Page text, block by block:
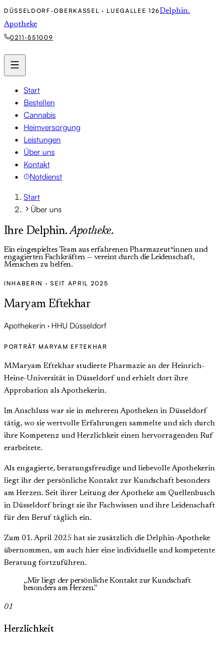
DÜSSELDORF-OBERKASSEL · LUEGALLEE 126Delphin.
Apotheke
0211-551009
Start
Bestellen
Cannabis
Heimversorgung
Leistungen
Über uns
Kontakt
Notdienst
Start
Über uns
Ihre Delphin. Apotheke.
Ein eingespieltes Team aus erfahrenen Pharmazeut*innen und
engagierten Fachkräften — vereint durch die Leidenschaft,
Menschen zu helfen.
INHABERIN · SEIT APRIL 2025
Maryam Eftekhar
Apothekerin · HHU Düsseldorf
PORTRÄT MARYAM EFTEKHAR
MMaryam Eftekhar studierte Pharmazie an der Heinrich-
Heine-Universität in Düsseldorf und erhielt dort ihre
Approbation als Apothekerin.
Im Anschluss war sie in mehreren Apotheken in Düsseldorf
tätig, wo sie wertvolle Erfahrungen sammelte und sich durch
ihre Kompetenz und Herzlichkeit einen hervorragenden Ruf
erarbeitete.
Als engagierte, beratungsfreudige und liebevolle Apothekerin
liegt ihr der persönliche Kontakt zur Kundschaft besonders
am Herzen. Seit ihrer Leitung der Apotheke am Quellenbusch
in Düsseldorf bringt sie ihr Fachwissen und ihre Leidenschaft
für den Beruf täglich ein.
Zum 01. April 2025 hat sie zusätzlich die Delphin-Apotheke
übernommen, um auch hier eine individuelle und kompetente
Beratung fortzuführen.
„Mir liegt der persönliche Kontakt zur Kundschaft
besonders am Herzen."
01
Herzlichkeit